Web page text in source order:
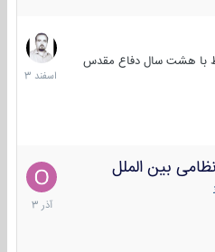
هشت سال دفاع مقدس
20
اسفند
1403
بین الملل
21
آذر
1403